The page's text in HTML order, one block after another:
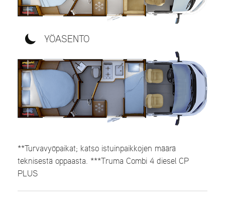
YÖASENTO
**Turvavyöpaikat; katso istuinpaikkojen määrä
teknisestä oppaasta. ***Truma Combi 4 diesel CP
PLUS